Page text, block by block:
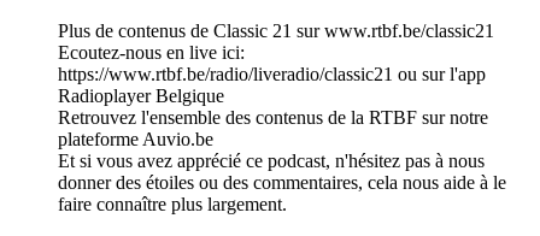
Plus de contenus de Classic 21 sur www.rtbf.be/classic21
Ecoutez-nous en live ici:
https://www.rtbf.be/radio/liveradio/classic21 ou sur l'app
Radioplayer Belgique
Retrouvez l'ensemble des contenus de la RTBF sur notre
plateforme Auvio.be
Et si vous avez apprécié ce podcast, n'hésitez pas à nous
donner des étoiles ou des commentaires, cela nous aide à le
faire connaître plus largement.